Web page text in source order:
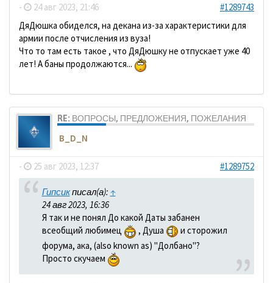
- 24 авг 2023, 21:46
#1289743
ДяДюшка обиделся, на декана из-за характеристики для
армии после отчисления из вуза!
Что то там есть такое , что ДяДюшку не отпускает уже 40
лет! А баны продолжаются...
RE: ВОПРОСЫ, ПРЕДЛОЖЕНИЯ, ПОЖЕЛАНИЯ
B_D_N
- 25 авг 2023, 12:37 #1289752
Гипсикписал(а): ↑
24 авг 2023, 16:36
Я так и не понял До какой Даты забанен
всеобщий любимец
, Душа
и сторожил
форума, ака, (also known as) "Долбано"?
Просто скучаем